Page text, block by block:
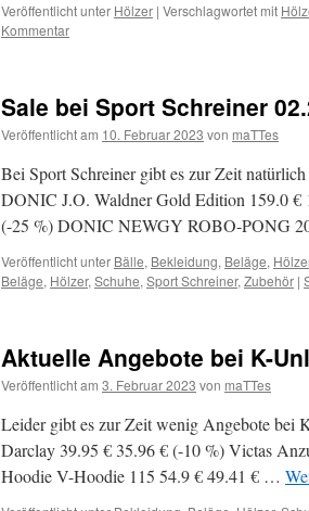
Veröffentlicht unter Hölzer | Verschlagwortet mit
Kommentar
Sale bei Sport Schreiner
Veröffentlicht am 10. Februar 2023 von maTTes
Bei Sport Schreiner gibt es zur Zeit
DONIC J.O. Waldner Gold Edition 159.0
(-25 %) DONIC NEWGY ROBO-PONG
Veröffentlicht unter Bälle, Bekleidung, Beläge,
Beläge, Hölzer, Schuhe, Sport Schreiner, Zubehör |
Aktuelle Angebote bei K-
Veröffentlicht am 3. Februar 2023 von maTTes
Leider gibt es zur Zeit wenig Angebote bei
Darclay 39.95 € 35.96 € (-10 %) Victas
Hoodie V-Hoodie 115 54.9 € 49.41 € …